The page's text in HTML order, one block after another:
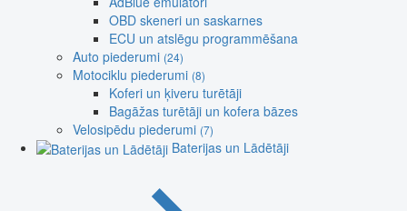
OBD skeneri un saskarnes
ECU un atslēgu programmēšana
Auto piederumi (24)
Motociklu piederumi (8)
Koferi un ķiveru turētāji
Bagāžas turētāji un kofera bāzes
Velosipēdu piederumi (7)
Baterijas un Lādētāji